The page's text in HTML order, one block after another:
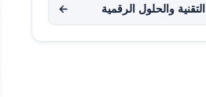
التقنية والحلول الرقمية ←